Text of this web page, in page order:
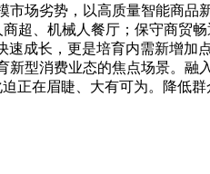
场劣势，以高质量智能商
、机械人餐厅；保守商贸
成长，更是培育内需新增加
型消费业态的焦点场景。
在眉睫、大有可为。降低